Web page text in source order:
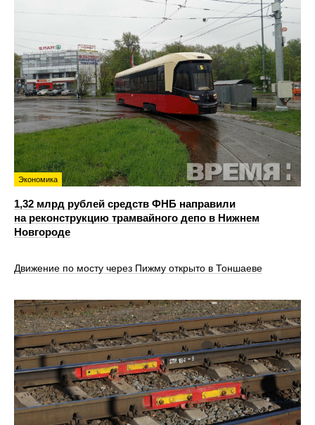
Экономика
1,32 млрд рублей средств ФНБ направили
на реконструкцию трамвайного депо в Нижнем
Новгороде
Движение по мосту через Пижму открыто в Тоншаеве